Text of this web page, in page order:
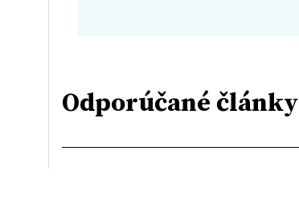
Odporúčané články